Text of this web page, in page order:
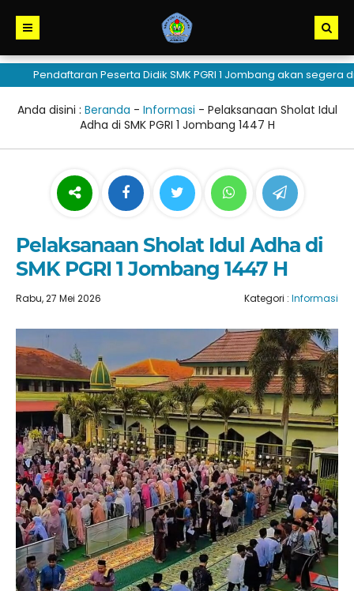
Pendaftaran Peserta Didik SMK PGRI 1 Jombang akan segera dibuka
Anda disini : Beranda - Informasi - Pelaksanaan Sholat Idul
Adha di SMK PGRI 1 Jombang 1447 H
Pelaksanaan Sholat Idul Adha di
SMK PGRI 1 Jombang 1447 H
Rabu, 27 Mei 2026 Kategori : Informasi